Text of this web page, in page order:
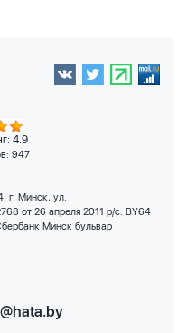
4.9
947
г. Минск, ул.
от 26 апреля 2011 р/с: BY64
Минск бульвар